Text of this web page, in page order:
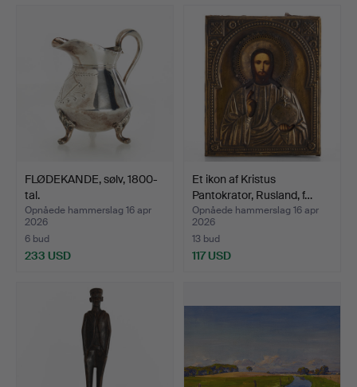
FLØDEKANDE, sølv, 1800-
tal.
Opnåede hammerslag 16 apr
2026
6 bud
233 USD
Et ikon af Kristus
Pantokrator, Rusland, f…
Opnåede hammerslag 16 apr
2026
13 bud
117 USD